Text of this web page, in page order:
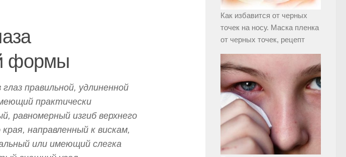
формы
глаз правильной, удлиненной
практически
равномерный изгиб верхнего
направленный к вискам,
или имеющий слегка
Как избавится от черных
точек на носу. Маска пленка
от черных точек, рецепт